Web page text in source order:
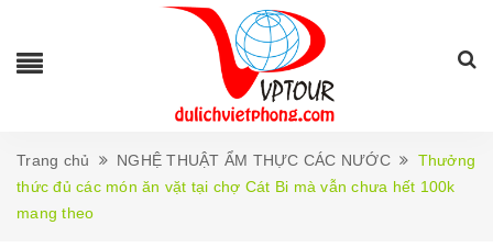
Trang chủ NGHỆ THUẬT ẨM THỰC CÁC NƯỚC
Thưởng
thức đủ các món ăn vặt tại chợ Cát Bi mà vẫn chưa hết 100k
mang theo